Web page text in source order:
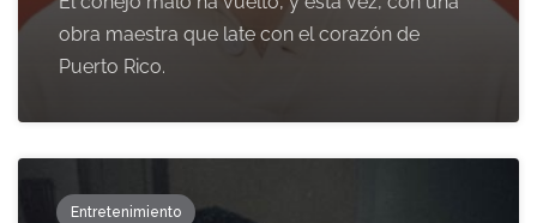
obra maestra que late con el corazón de
Puerto Rico.
Entretenimiento